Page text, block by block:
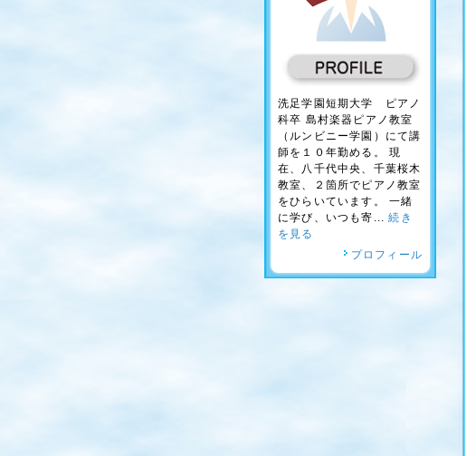
洗足学園短期大学 ピアノ
科卒 島村楽器ピアノ教室
（ルンビニー学園）にて講
師を１０年勤める。 現
在、八千代中央、千葉桜木
教室、２箇所でピアノ教室
をひらいています。 一緒
に学び、いつも寄...続き
を見る
プロフィール